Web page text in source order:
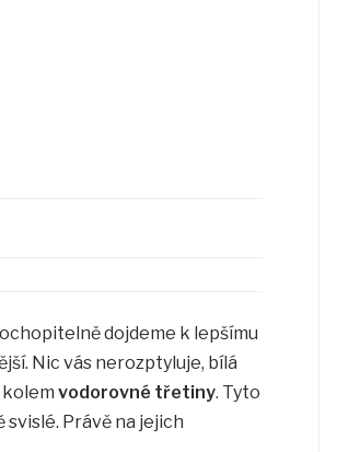
dojdeme k lepšímu
Nic vás nerozptyluje, bílá
vodorovné třetiny. Tyto
Právě na jejich